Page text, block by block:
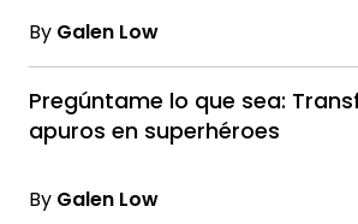
By Galen Low
Pregúntame lo que sea:
apuros en superhéroes
By Galen Low